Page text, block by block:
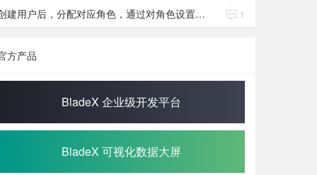
创建用户后，分配对应角色，通过对角色设置权限好后，登录当前用户后。查看不到当前已分配对应角色权限数据 1
方产品
BladeX 企业级开发平台
BladeX 可视化数据大屏